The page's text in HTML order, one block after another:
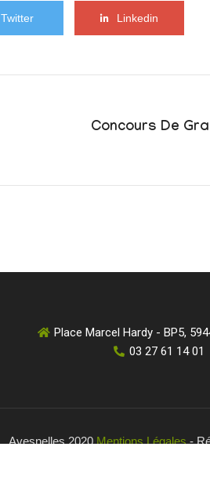
Twitter Linkedin
Concours De
Place Marcel Hardy - BP5,
03 27 61 14 01
Avesnelles 2020Mentions Légales-